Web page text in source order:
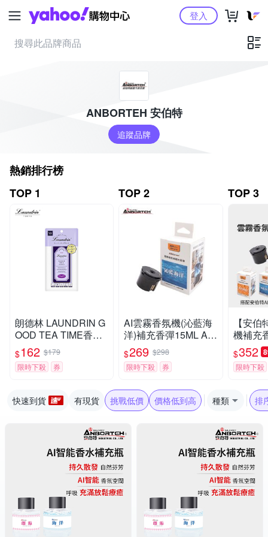
Yahoo購物中心登入
ANBORTEH 安伯特
追蹤品牌
熱銷排行榜
TOP 1
朗德林 LAUNDRIN G
OOD TEA TIME香氛
片-伯爵茶香(1入)
$162 $179
限時下殺
券
TOP 2
AI雲霧香氛機(沁藍海
洋)補充香彈15ML AB
T-C010
$269 $298
限時下殺
券
TOP 3
【安
機補充
氣氛燈)
$352
限時下殺
快速到貨 有現貨 挑戰低價 價格低到高 種類 排